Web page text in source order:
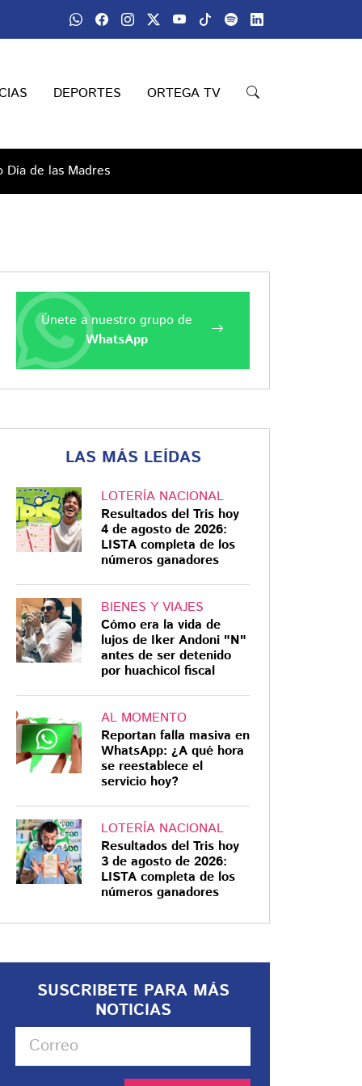
DEPORTES ORTEGA TV
Día de las Madres
Únete a nuestro grupo de
WhatsApp
LAS MÁS LEÍDAS
LOTERÍA NACIONAL
Resultados del Tris hoy
4 de agosto de 2026:
LISTA completa de los
números ganadores
BIENES Y VIAJES
Cómo era la vida de
lujos de Iker Andoni "N"
antes de ser detenido
por huachicol fiscal
AL MOMENTO
Reportan falla masiva en
WhatsApp: ¿A qué hora
se reestablece el
servicio hoy?
LOTERÍA NACIONAL
Resultados del Tris hoy
3 de agosto de 2026:
LISTA completa de los
números ganadores
SUSCRIBETE PARA MÁS
NOTICIAS